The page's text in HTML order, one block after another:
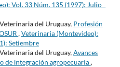
Vol. 33 Núm. 135 (1997): Julio -
del Uruguay, Profesión
,Veterinaria (Montevideo):
Setiembre
del Uruguay,Avances
de integración agropecuaria,